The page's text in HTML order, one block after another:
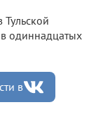
одиннадцатых
в